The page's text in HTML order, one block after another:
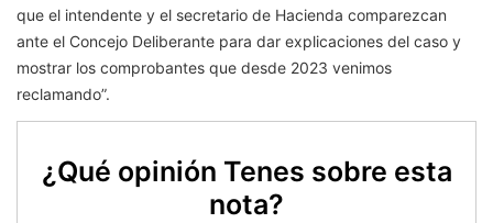
que el intendente y el secretario de Hacienda comparezcan
ante el Concejo Deliberante para dar explicaciones del caso y
mostrar los comprobantes que desde 2023 venimos
reclamando”.
¿Qué opinión Tenes sobre esta
nota?